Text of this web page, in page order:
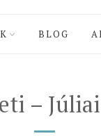
BLOG
–